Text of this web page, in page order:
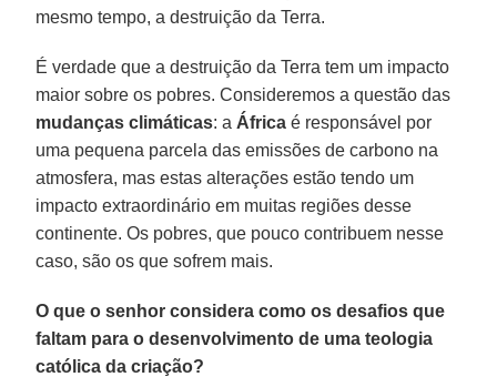
mesmo tempo, a destruição da Terra.
É verdade que a destruição da Terra tem um impacto
maior sobre os pobres. Consideremos a questão das
mudanças climáticas: a África é responsável por
uma pequena parcela das emissões de carbono na
atmosfera, mas estas alterações estão tendo um
impacto extraordinário em muitas regiões desse
continente. Os pobres, que pouco contribuem nesse
caso, são os que sofrem mais.
O que o senhor considera como os desafios que
faltam para o desenvolvimento de uma teologia
católica da criação?